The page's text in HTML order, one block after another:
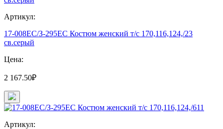
Артикул:
17-008ЕС/З-295ЕС Костюм женский т/с 170,116,124,/23
св.серый
Цена:
2 167.50₽
Артикул: